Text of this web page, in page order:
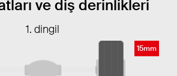
ve diş derinlikleri
1. dingil
15mm